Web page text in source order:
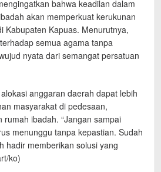
bahwa keadilan dalam
akan memperkuat kerukunan
Kabupaten Kapuas. Menurutnya,
semua agama tanpa
nyata dari semangat persatuan
anggaran daerah dapat lebih
masyarakat di pedesaan,
rumah ibadah. “Jangan sampai
menunggu tanpa kepastian. Sudah
hadir memberikan solusi yang
ko)